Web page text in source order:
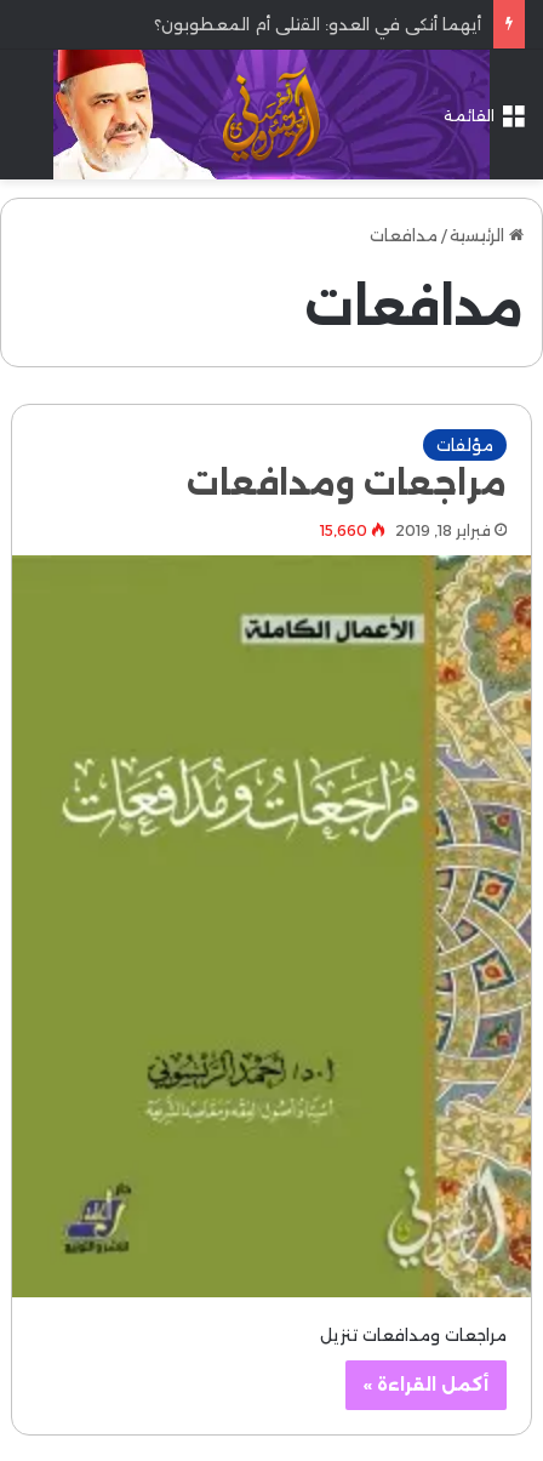
أيهما أنكى في العدو: القتلى أم المعطوبون؟
القائمة
الرئيسية/ مدافعات
مدافعات
مؤلفات
مراجعات ومدافعات
فبراير 18, 2019 15٬660
مراجعات ومدافعات تنزيل
أكمل القراءة »